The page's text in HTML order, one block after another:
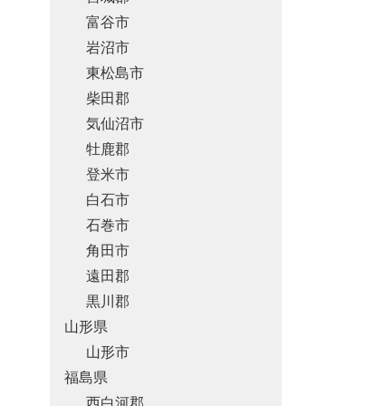
富谷市
岩沼市
東松島市
柴田郡
気仙沼市
牡鹿郡
登米市
白石市
石巻市
角田市
遠田郡
黒川郡
山形県
山形市
福島県
西白河郡